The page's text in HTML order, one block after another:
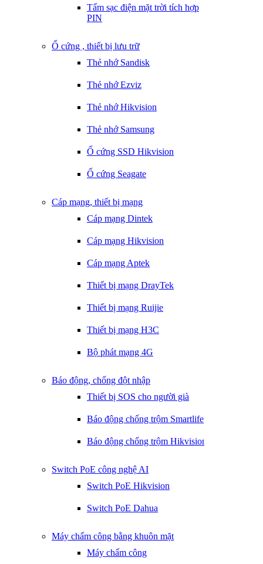
Tấm sạc điện mặt trời tích hợp
PIN
Ổ cứng , thiết bị lưu trữ
Thẻ nhớ Sandisk
Thẻ nhớ Ezviz
Thẻ nhớ Hikvision
Thẻ nhớ Samsung
Ổ cứng SSD Hikvision
Ổ cứng Seagate
Cáp mạng, thiết bị mạng
Cáp mạng Dintek
Cáp mạng Hikvision
Cáp mạng Aptek
Thiết bị mạng DrayTek
Thiết bị mạng Ruijie
Thiết bị mạng H3C
Bộ phát mạng 4G
Báo động, chống đột nhập
Thiết bị SOS cho người già
Báo động chống trộm Smartlife
Báo động chống trộm Hikvision
Switch PoE công nghệ AI
Switch PoE Hikvision
Switch PoE Dahua
Máy chấm công bằng khuôn mặt
Máy chấm công